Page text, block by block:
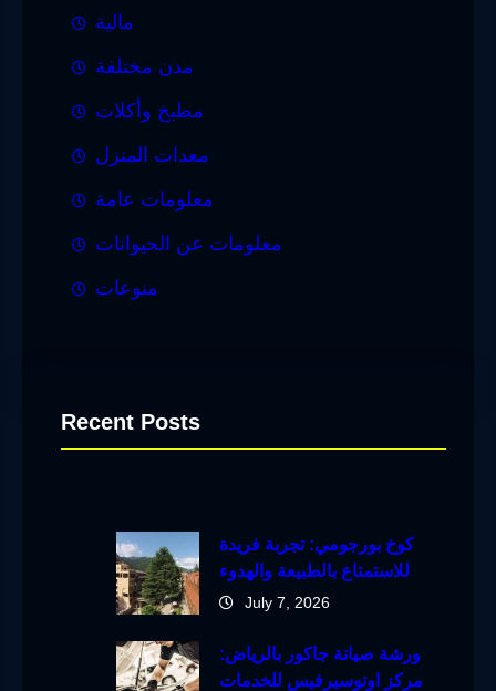
مالية
مدن مختلفة
مطبخ وأكلات
معدات المنزل
معلومات عامة
معلومات عن الحيوانات
منوعات
Recent Posts
كوخ بورجومي: تجربة فريدة
للاستمتاع بالطبيعة والهدوء
July 7, 2026
ورشة صيانة جاكور بالرياض:
مركز اوتوسيرفيس للخدمات